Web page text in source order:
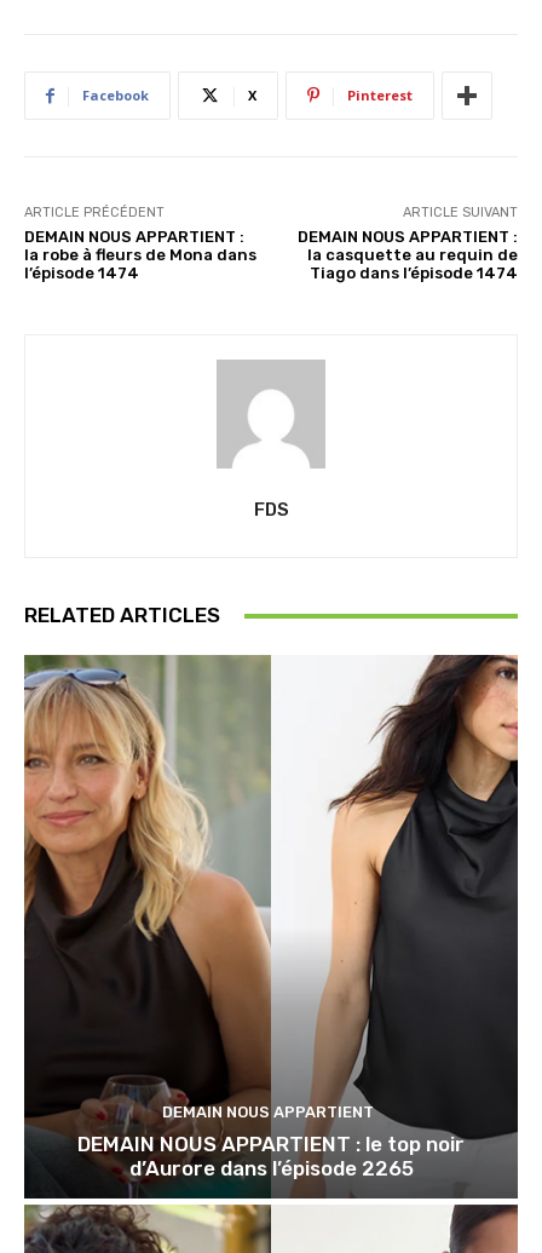
t
Facebook X Pinterest
ARTICLE PRÉCÉDENT
DEMAIN NOUS APPARTIENT :
la robe à fleurs de Mona dans
l’épisode 1474
ARTICLE SUIVANT
DEMAIN NOUS APPARTIENT :
la casquette au requin de
Tiago dans l’épisode 1474
FDS
RELATED ARTICLES
DEMAIN NOUS APPARTIENT
DEMAIN NOUS APPARTIENT : le top noir
d’Aurore dans l’épisode 2265